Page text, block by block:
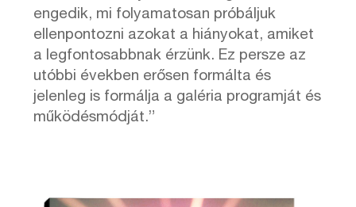
engedik, mi folyamatosan próbáljuk
ellenpontozni azokat a hiányokat, amiket
a legfontosabbnak érzünk. Ez persze az
utóbbi években erősen formálta és
jelenleg is formálja a galéria programját és
működésmódját.”